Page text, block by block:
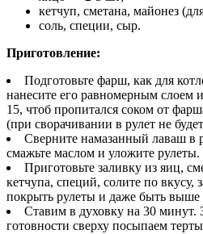
кетчуп, сметана, майонез
соль, специи, сыр.
Приготовление:
Подготовьте фарш, как для
нанесите его равномерным слоем
15, чтоб пропитался соком от
(при сворачивании в рулет не
Сверните намазанный лаваш в
смажьте маслом и уложите рулеты.
Приготовьте заливку из яиц,
кетчупа, специй, солите по вкусу,
покрыть рулеты и даже быть выше
Ставим в духовку на 30 минут.
готовности сверху посыпаем